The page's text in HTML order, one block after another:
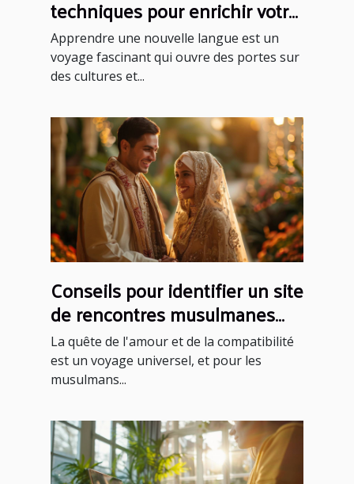
techniques pour enrichir votre
vocabulaire
Apprendre une nouvelle langue est un
voyage fascinant qui ouvre des portes sur
des cultures et...
Conseils pour identifier un site
de rencontres musulmanes
fiable et sérieux
La quête de l'amour et de la compatibilité
est un voyage universel, et pour les
musulmans...